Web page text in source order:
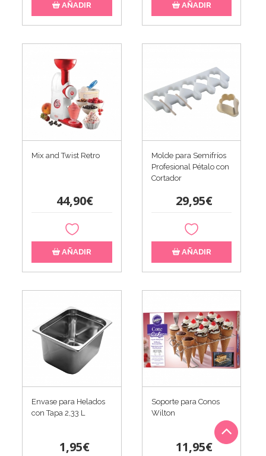
AÑADIR AÑADIR
Mix and Twist Retro
44,90€
AÑADIR
Molde para Semifríos
Profesional Pétalo con
Cortador
29,95€
AÑADIR
Envase para Helados
con Tapa 2,33 L
1,95€
Soporte para Conos
Wilton
11,95€